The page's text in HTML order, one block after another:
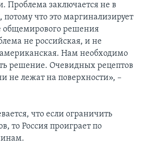
Проблема заключается не в
что это маргинализирует
общемирового решения
не российская, и не
Нам необходимо
решение. Очевидных рецептов
не лежат на поверхности», –
что если ограничить
то Россия проиграет по